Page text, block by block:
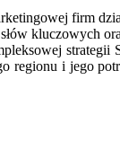
firm
kluczowych
regionu i jego